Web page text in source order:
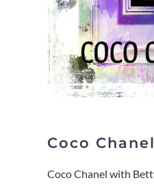
Coco
Coco Chanel with